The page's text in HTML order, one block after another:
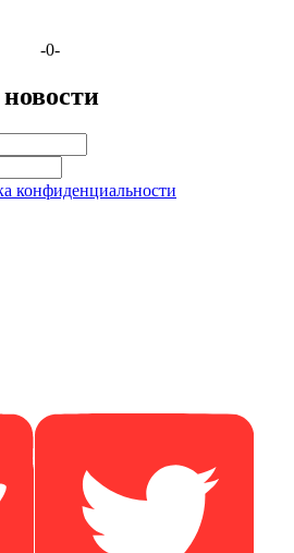
-0-
конфиденциальности